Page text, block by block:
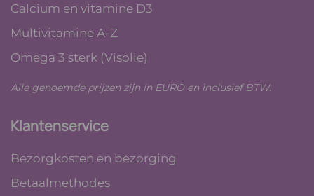
Calcium en vitamine D3
Multivitamine A-Z
Omega 3 sterk (Visolie)
Alle genoemde prijzen zijn in EURO en inclusief BTW.
Klantenservice
Bezorgkosten en bezorging
Betaalmethodes